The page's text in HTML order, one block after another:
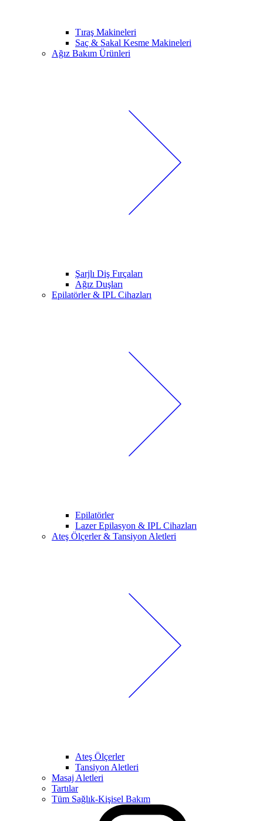
Tıraş Makineleri
Saç & Sakal Kesme Makineleri
Ağız Bakım Ürünleri
Şarjlı Diş Fırçaları
Ağız Duşları
Epilatörler & IPL Cihazları
Epilatörler
Lazer Epilasyon & IPL Cihazları
Ateş Ölçerler & Tansiyon Aletleri
Ateş Ölçerler
Tansiyon Aletleri
Masaj Aletleri
Tartılar
Tüm Sağlık-Kişisel Bakım